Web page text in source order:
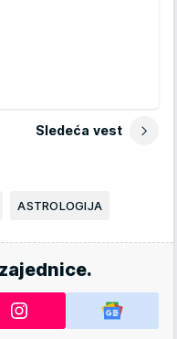
Sledeća vest
ASTROLOGIJA